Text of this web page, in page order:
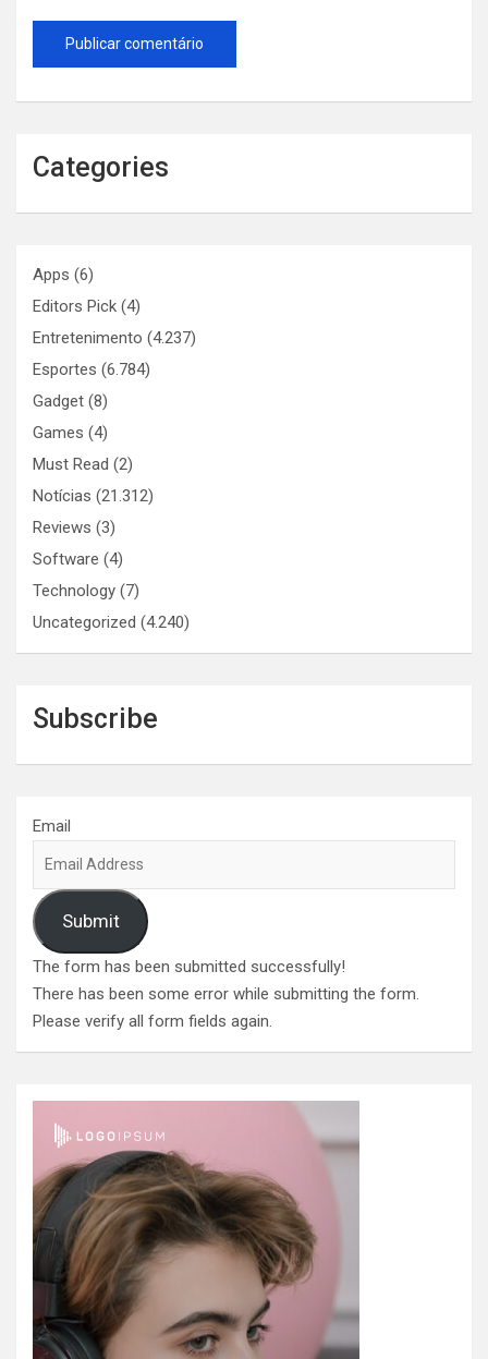
Categories
Apps (6)
Editors Pick (4)
Entretenimento (4.237)
Esportes (6.784)
Gadget (8)
Games (4)
Must Read (2)
Notícias (21.312)
Reviews (3)
Software (4)
Technology (7)
Uncategorized (4.240)
Subscribe
Email
Submit
The form has been submitted successfully!
There has been some error while submitting the form.
Please verify all form fields again.